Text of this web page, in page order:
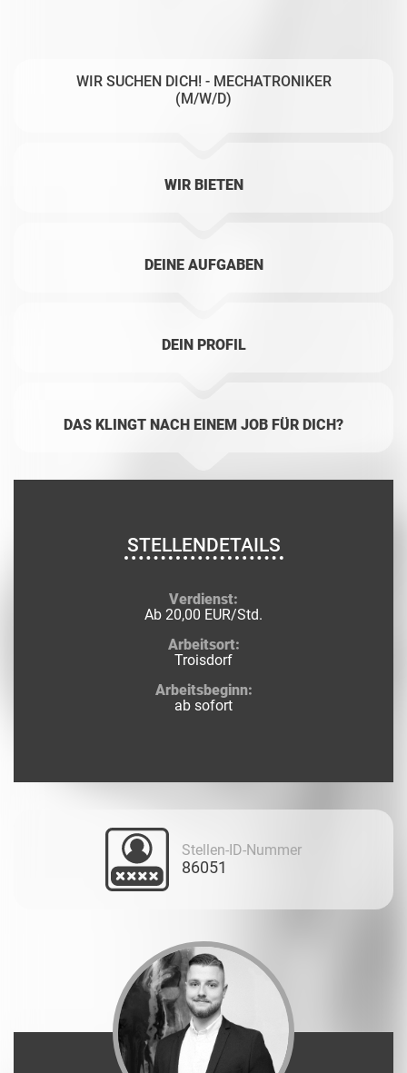
WIR SUCHEN DICH! - MECHATRONIKER
(M/W/D)
WIR BIETEN
DEINE AUFGABEN
DEIN PROFIL
DAS KLINGT NACH EINEM JOB FÜR DICH?
STELLENDETAILS
Verdienst:
Ab 20,00 EUR/Std.
Arbeitsort:
Troisdorf
Arbeitsbeginn:
ab sofort
Stellen-ID-Nummer
86051